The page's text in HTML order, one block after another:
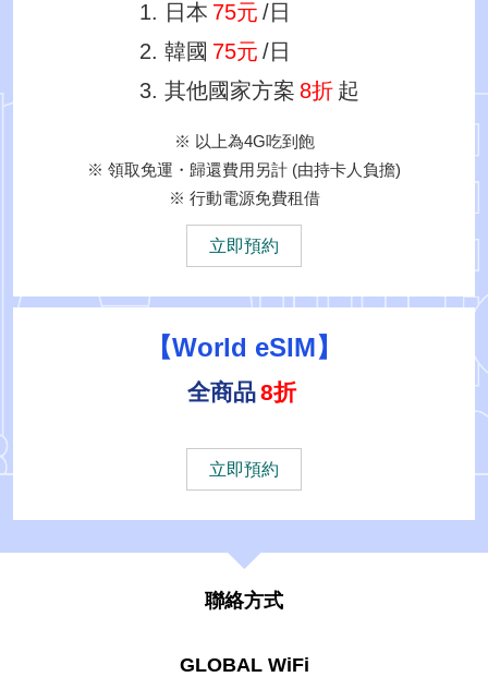
日本 75元 /日
韓國 75元 /日
其他國家方案 8折 起
※ 以上為4G吃到飽
※ 領取免運・歸還費用另計 (由持卡人負擔)
※ 行動電源免費租借
立即預約
【World eSIM】
全商品8折
立即預約
聯絡方式
GLOBAL WiFi